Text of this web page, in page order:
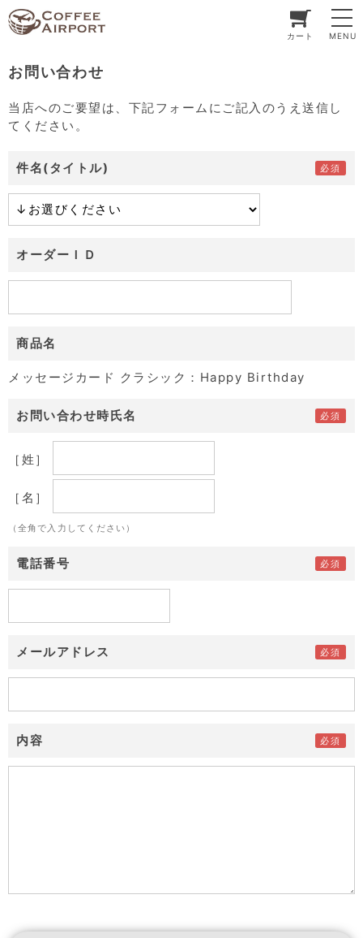
カート MENU
お問い合わせ
当店へのご要望は、下記フォームにご記入のうえ送信し
てください。
件名(タイトル)
オーダーＩＤ
商品名
メッセージカード クラシック：Happy Birthday
お問い合わせ時氏名
［姓］
［名］
（全角で入力してください）
電話番号
メールアドレス
内容